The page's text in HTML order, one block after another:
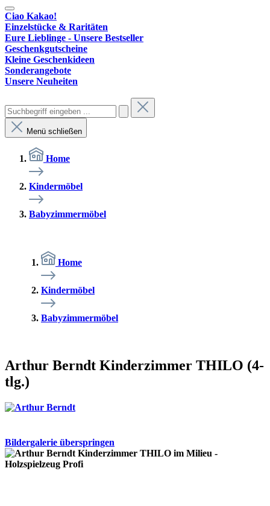
Ciao Kakao!
Einzelstücke & Raritäten
Eure Lieblinge - Unsere Bestseller
Geschenkgutscheine
Kleine Geschenkideen
Sonderangebote
Unsere Neuheiten
Menü schließen
Home
Kindermöbel
Babyzimmermöbel
Home
Kindermöbel
Babyzimmermöbel
Arthur Berndt Kinderzimmer THILO (4-
tlg.)
Bildergalerie überspringen